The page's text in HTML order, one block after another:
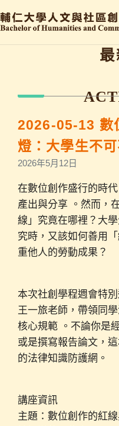
最
2026-05-13 數
燈：大學生不
2026年5月12日
在數位創作盛行的時
產出與分享 。然而，
線」究竟在哪裡？大
究時，又該如何善用
重他人的勞動成果？
本次社創學程週會特
王一旅老師，帶領同
核心規範 。不論你是
或是撰寫報告論文，
的法律知識防護網。
講座資訊
主題：數位創作的紅